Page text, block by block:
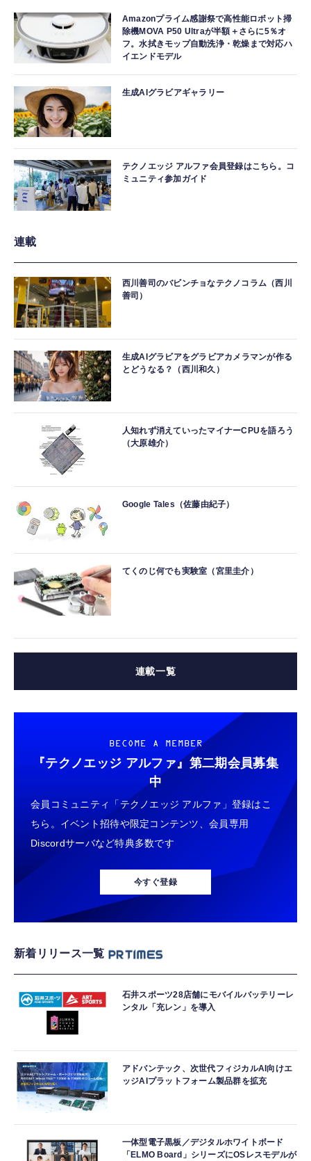
Amazonプライム感謝祭で高性能ロボット掃
除機MOVA P50 Ultraが半額＋さらに5％オ
フ。水拭きモップ自動洗浄・乾燥まで対応ハ
イエンドモデル
生成AIグラビアギャラリー
テクノエッジ アルファ会員登録はこちら。コ
ミュニティ参加ガイド
連載
西川善司のバビンチョなテクノコラム（西川
善司）
生成AIグラビアをグラビアカメラマンが作る
とどうなる？（西川和久）
人知れず消えていったマイナーCPUを語ろう
（大原雄介）
Google Tales（佐藤由紀子）
てくのじ何でも実験室（宮里圭介）
連載一覧
BECOME A MEMBER
『テクノエッジ アルファ』 第二期会員募集
中
会員コミュニティ「テクノエッジ アルファ」登録はこ
ちら。イベント招待や限定コンテンツ、会員専用
Discordサーバなど特典多数です
今すぐ登録
新着リリース一覧
石井スポーツ28店舗にモバイルバッテリーレ
ンタル「充レン」を導入
アドバンテック、次世代フィジカルAI向けエ
ッジAIプラットフォーム製品群を拡充
一体型電子黒板／デジタルホワイトボード
「ELMO Board」シリーズにOSレスモデルが